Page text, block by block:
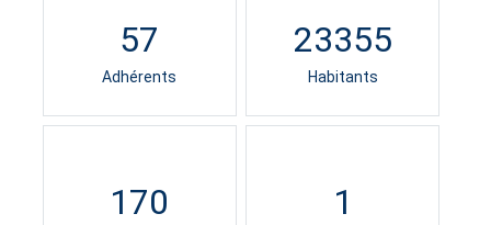
57
Adhérents
23355
Habitants
170 1